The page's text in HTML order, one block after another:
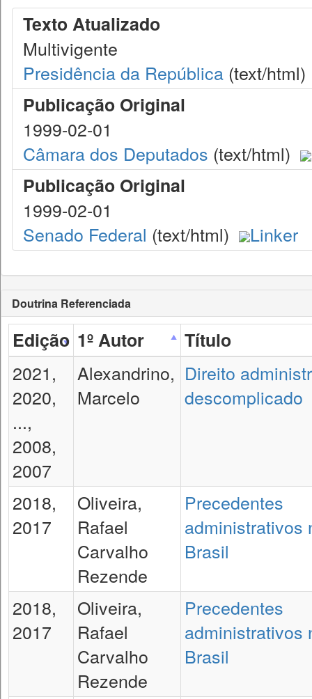
Texto Atualizado
Multivigente
Presidência da República (text/html)
Publicação Original
1999-02-01
Câmara dos Deputados (text/html)
Publicação Original
1999-02-01
Senado Federal (text/html) Linker
Doutrina Referenciada
Edição 1º Autor
Título
2021,
2020,
...,
2008,
2007
Alexandrino,
Marcelo
Direito
descomplicado
2018,
2017
Oliveira,
Rafael
Carvalho
Rezende
Precedentes
administrativos
Brasil
2018,
2017
Oliveira,
Rafael
Carvalho
Rezende
Precedentes
administrativos
Brasil